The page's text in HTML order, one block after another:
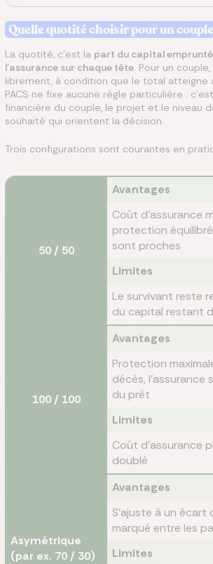
Quelle quotité choisir pour un
La quotité, c'est la part du capital
l'assurance sur chaque tête. Pour un
librement, à condition que le total atteigne
PACS ne fixe aucune règle particulière :
financière du couple, le projet et le niveau
souhaité qui orientent la décision.
Trois configurations sont courantes en
50 / 50
Avantages
Coût d'assurance
protection
sont proches
Limites
Le survivant reste
du capital restant
100 / 100
Avantages
Protection
décès, l'assurance
du prêt
Limites
Coût d'assurance
doublé
Asymétrique
(par ex. 70 / 30)
Avantages
S'ajuste à un écart
marqué entre les
Limites